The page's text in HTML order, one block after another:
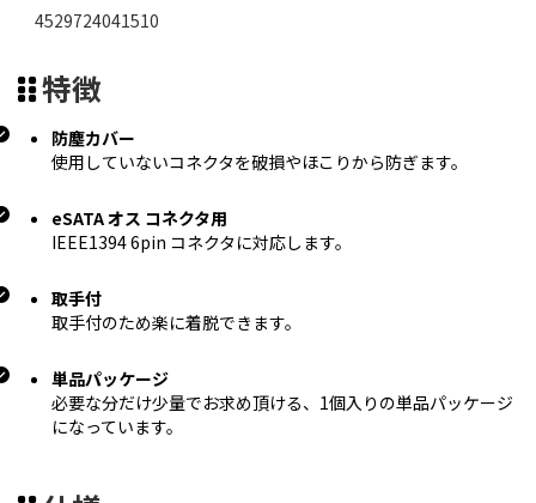
4529724041510
特徴
防塵カバー
使用していないコネクタを破損やほこりから防ぎます。
eSATA オス コネクタ用
IEEE1394 6pin コネクタに対応します。
取手付
取手付のため楽に着脱できます。
単品パッケージ
必要な分だけ少量でお求め頂ける、1個入りの単品パッケージ
になっています。